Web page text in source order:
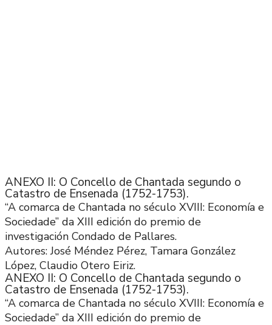
ANEXO II: O Concello de Chantada segundo o
Catastro de Ensenada (1752-1753).
“A comarca de Chantada no século XVIII: Economía e
Sociedade” da XIII edición do premio de
investigación Condado de Pallares.
Autores: José Méndez Pérez, Tamara González
López, Claudio Otero Eiriz.
ANEXO II: O Concello de Chantada segundo o
Catastro de Ensenada (1752-1753).
“A comarca de Chantada no século XVIII: Economía e
Sociedade” da XIII edición do premio de